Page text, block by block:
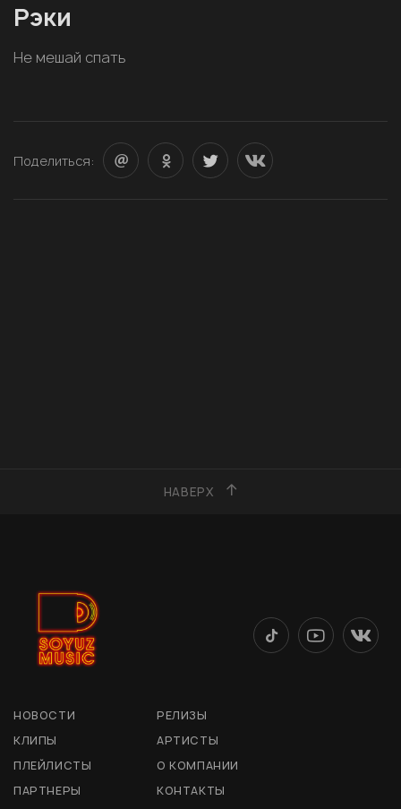
Рэки
Не мешай спать
Поделиться:
НАВЕРХ
НОВОСТИ
РЕЛИЗЫ
КЛИПЫ
АРТИСТЫ
ПЛЕЙЛИСТЫ
О КОМПАНИИ
ПАРТНЕРЫ
КОНТАКТЫ